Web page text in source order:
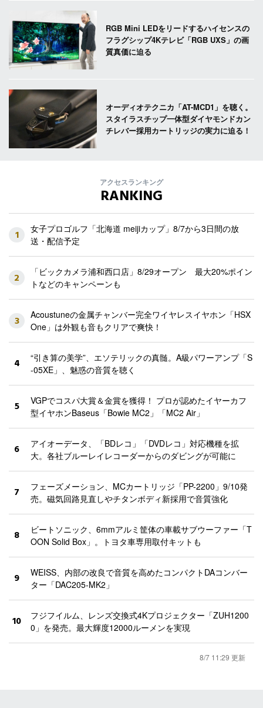
RGB Mini LEDをリードするハイセンスの
フラグシップ4Kテレビ「RGB UXS」の画
質真価に迫る
オーディオテクニカ「AT-MCD1」を聴く。
スタイラスチップ一体型ダイヤモンドカン
チレバー採用カートリッジの実力に迫る！
アクセスランキング
RANKING
1
女子プロゴルフ「北海道 meijiカップ」8/7から3日間の放
送・配信予定
2
「ビックカメラ浦和西口店」8/29オープン 最大20%ポイン
トなどのキャンペーンも
3
Acoustuneの金属チャンバー完全ワイヤレスイヤホン「HSX
One」は外観も音もクリアで爽快！
4
“引き算の美学”、エソテリックの真髄。A級パワーアンプ「S
-05XE」、魅惑の音質を聴く
5
VGPでコスパ大賞＆金賞を獲得！ プロが認めたイヤーカフ
型イヤホンBaseus「Bowie MC2」「MC2 Air」
6
アイオーデータ、「BDレコ」「DVDレコ」対応機種を拡
大。各社ブルーレイレコーダーからのダビングが可能に
7
フェーズメーション、MCカートリッジ「PP-2200」9/10発
売。磁気回路見直しやチタンボディ新採用で音質強化
8
ビートソニック、6mmアルミ筐体の車載サブウーファー「T
OON Solid Box」。トヨタ車専用取付キットも
9
WEISS、内部の改良で音質を高めたコンパクトDAコンバー
ター「DAC205-MK2」
10
フジフイルム、レンズ交換式4Kプロジェクター「ZUH1200
0」を発売。最大輝度12000ルーメンを実現
8/7 11:29 更新